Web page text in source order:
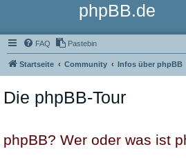
phpBB.de
FAQ Pastebin
Startseite Community Infos über phpBB
Die phpBB-Tour
phpBB? Wer oder was ist